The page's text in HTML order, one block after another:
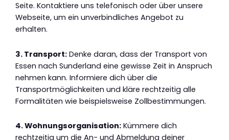
Seite. Kontaktiere uns telefonisch oder über unsere
Webseite, um ein unverbindliches Angebot zu
erhalten.
3. Transport: Denke daran, dass der Transport von
Essen nach Sunderland eine gewisse Zeit in Anspruch
nehmen kann. Informiere dich über die
Transportmöglichkeiten und kläre rechtzeitig alle
Formalitäten wie beispielsweise Zollbestimmungen.
4. Wohnungsorganisation: Kümmere dich
rechtzeitig um die An- und Abmeldung deiner